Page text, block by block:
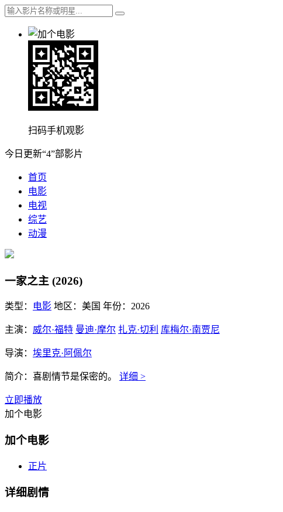
扫码手机观影
今日更新“4”部影片
首页
电影
电视
综艺
动漫
一家之主 (2026)
类型： 电影 地区： 美国 年份： 2026
主演： 威尔·福特 曼迪·摩尔 扎克·切利 库梅尔·南贾尼
导演： 埃里克·阿佩尔
简介： 喜剧情节是保密的。 详细 >
立即播放
加个电影
加个电影
正片
详细剧情